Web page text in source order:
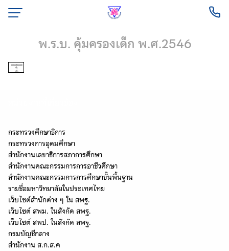
Skip
พ.ร.บ. คุ้มครองเด็ก พ.ศ.2546
กระทรวงศึกษาธิการ
กระทรวงการอุดมศึกษา
สำนักงานเลขาธิการสภาการศึกษา
สำนักงานคณะกรรมการการอาชีวศึกษา
สำนักงานคณะกรรมการการศึกษาขั้นพื้นฐาน
รายชื่อมหาวิทยาลัยในประเทศไทย
เว็บไซต์สำนักต่าง ๆ ใน สพฐ.
เว็บไซต์ สพม. ในสังกัด สพฐ.
เว็บไซต์ สพป. ในสังกัด สพฐ.
กรมบัญชีกลาง
สำนักงาน ส.ก.ส.ค